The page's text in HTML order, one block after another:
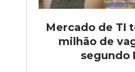
Mercado de TI
milhão de
segundo